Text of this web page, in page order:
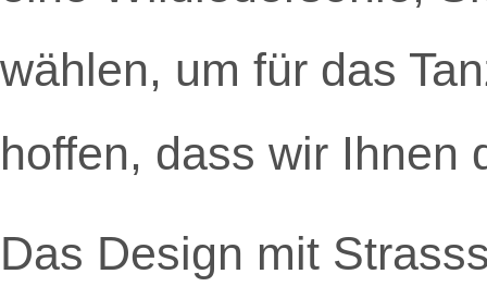
wählen, um für das
hoffen, dass wir Ihnen
Das Design mit